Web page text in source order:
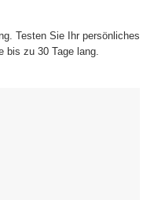
Testen Sie Ihr persönliches
bis zu 30 Tage lang.